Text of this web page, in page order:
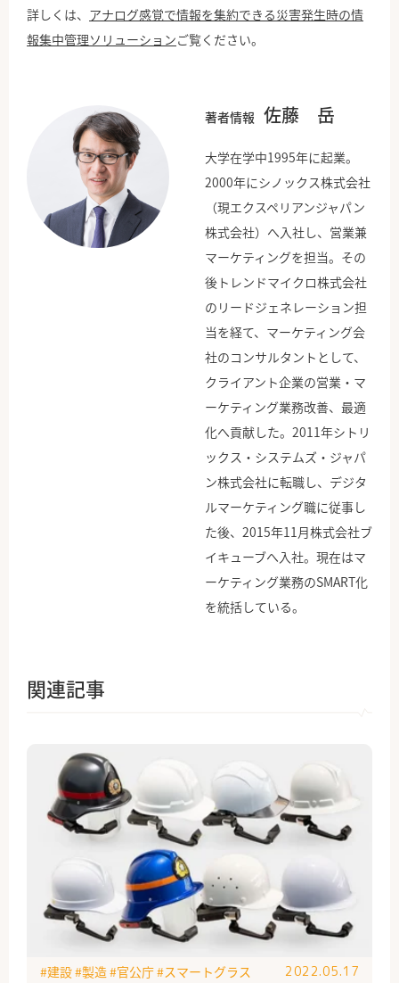
詳しくは、 アナログ感覚で情報を集約できる災害発生時の情
報集中管理ソリューションご覧ください。
著者情報 佐藤 岳
大学在学中1995年に起業。
2000年にシノックス株式会社
（現エクスペリアンジャパン
株式会社）へ入社し、営業兼
マーケティングを担当。その
後トレンドマイクロ株式会社
のリードジェネレーション担
当を経て、マーケティング会
社のコンサルタントとして、
クライアント企業の営業・マ
ーケティング業務改善、最適
化へ貢献した。2011年シトリ
ックス・システムズ・ジャパ
ン株式会社に転職し、デジタ
ルマーケティング職に従事し
た後、2015年11月株式会社ブ
イキューブへ入社。現在はマ
ーケティング業務のSMART化
を統括している。
関連記事
#建設#製造#官公庁#スマートグラス 2022.05.17